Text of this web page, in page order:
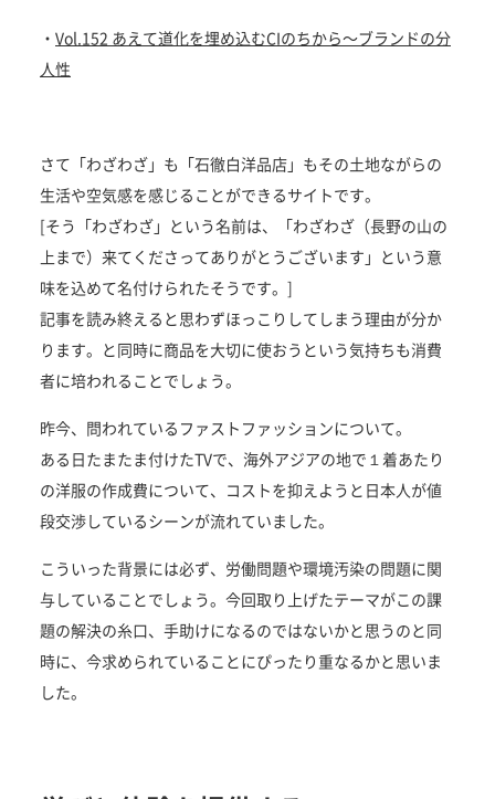
・ Vol.152 あえて道化を埋め込むCIのちから〜ブランドの分
人性
さて「わざわざ」も「石徹白洋品店」もその土地ながらの
生活や空気感を感じることができるサイトです。
[そう「わざわざ」という名前は、「わざわざ（長野の山の
上まで）来てくださってありがとうございます」という意
味を込めて名付けられたそうです。]
記事を読み終えると思わずほっこりしてしまう理由が分か
ります。と同時に商品を大切に使おうという気持ちも消費
者に培われることでしょう。
昨今、問われているファストファッションについて。
ある日たまたま付けたTVで、海外アジアの地で１着あたり
の洋服の作成費について、コストを抑えようと日本人が値
段交渉しているシーンが流れていました。
こういった背景には必ず、労働問題や環境汚染の問題に関
与していることでしょう。今回取り上げたテーマがこの課
題の解決の糸口、手助けになるのではないかと思うのと同
時に、今求められていることにぴったり重なるかと思いま
した。